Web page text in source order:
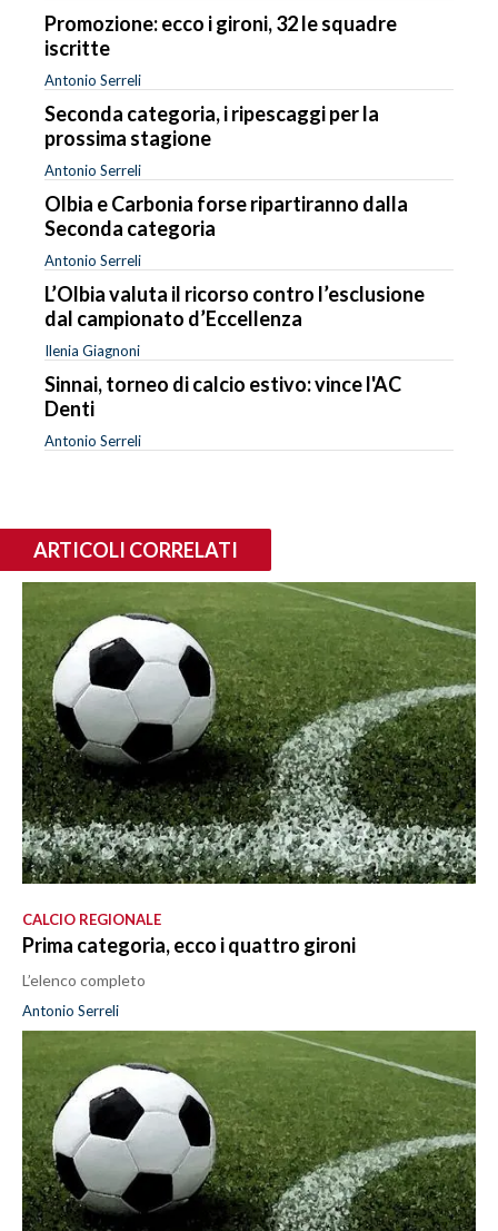
Promozione: ecco i gironi, 32 le squadre
iscritte
Antonio Serreli
Seconda categoria, i ripescaggi per la
prossima stagione
Antonio Serreli
Olbia e Carbonia forse ripartiranno dalla
Seconda categoria
Antonio Serreli
L’Olbia valuta il ricorso contro l’esclusione
dal campionato d’Eccellenza
Ilenia Giagnoni
Sinnai, torneo di calcio estivo: vince l'AC
Denti
Antonio Serreli
ARTICOLI CORRELATI
CALCIO REGIONALE
Prima categoria, ecco i quattro gironi
L’elenco completo
Antonio Serreli